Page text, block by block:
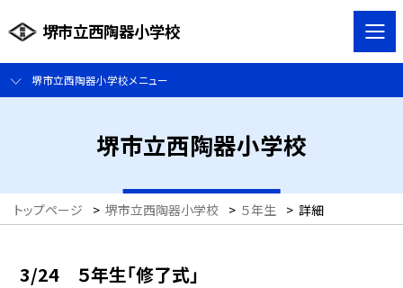
堺市立西陶器小学校
堺市立西陶器小学校メニュー
堺市立西陶器小学校
トップページ > 堺市立西陶器小学校 > ５年生 > 詳細
3/24 ５年生「修了式」